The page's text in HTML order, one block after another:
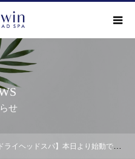
せ
イヘッドスパ】本日より始動です！